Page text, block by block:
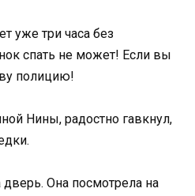
уже три часа без
спать не может! Если вы
полицию!
Нины, радостно гавкнул,
Она посмотрела на